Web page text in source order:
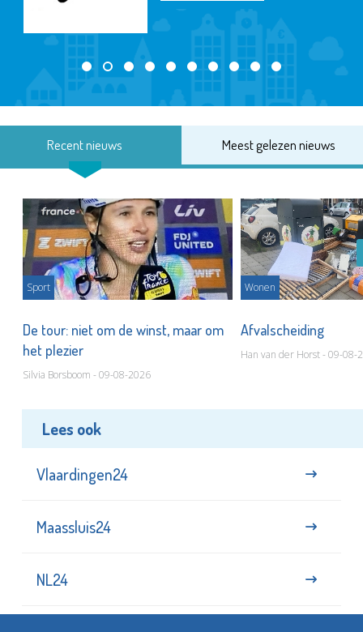
Recent nieuws Meest gelezen nieuws
Sport
De tour: niet om de winst, maar om
het plezier
Silvia Borsboom - 09-08-2026
Wonen
Afvalscheiding
Han van der Horst - 09-08-
Lees ook
Vlaardingen24
Maassluis24
NL24